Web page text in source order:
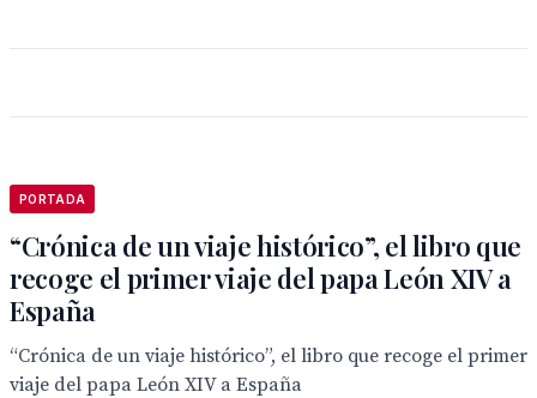
PORTADA
“Crónica de un viaje histórico”, el libro que
recoge el primer viaje del papa León XIV a
España
“Crónica de un viaje histórico”, el libro que recoge el primer
viaje del papa León XIV a España